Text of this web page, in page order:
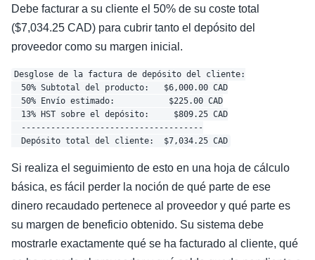
Debe facturar a su cliente el 50% de su coste total
($7,034.25 CAD) para cubrir tanto el depósito del
proveedor como su margen inicial.
Desglose de la factura de depósito del cliente:
  50% Subtotal del producto:   $6,000.00 CAD
  50% Envío estimado:           $225.00 CAD
  13% HST sobre el depósito:     $809.25 CAD
  -------------------------------------
Si realiza el seguimiento de esto en una hoja de cálculo
básica, es fácil perder la noción de qué parte de ese
dinero recaudado pertenece al proveedor y qué parte es
su margen de beneficio obtenido. Su sistema debe
mostrarle exactamente qué se ha facturado al cliente, qué